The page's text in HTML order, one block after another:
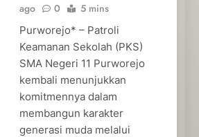
ago
0 5 mins
Purworejo* – Patroli
Keamanan Sekolah (PKS)
SMA Negeri 11 Purworejo
kembali menunjukkan
komitmennya dalam
membangun karakter
generasi muda melalui